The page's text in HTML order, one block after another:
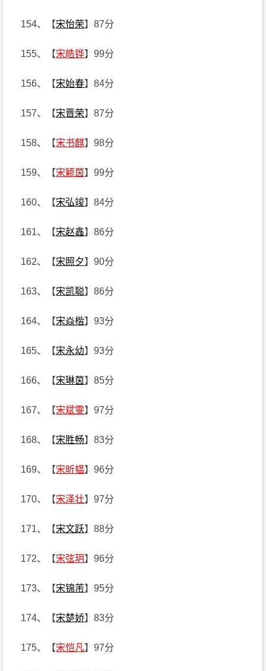
154、【宋怡荣】87分
155、【宋皓铧】99分
156、【宋始春】84分
157、【宋晋荣】87分
158、【宋书麒】98分
159、【宋颖茵】99分
160、【宋弘竣】84分
161、【宋赵鑫】86分
162、【宋照夕】90分
163、【宋凯聪】86分
164、【宋焱楷】93分
165、【宋永幼】93分
166、【宋琳茵】85分
167、【宋斌雯】97分
168、【宋胜畅】83分
169、【宋昕韫】96分
170、【宋泽壮】97分
171、【宋文跃】88分
172、【宋弦玥】96分
173、【宋锦芾】95分
174、【宋楚娇】83分
175、【宋恺凡】97分